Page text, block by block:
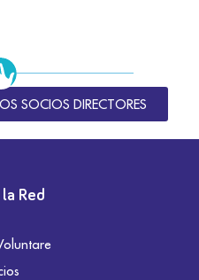
SOCIOS DIRECTORES
Red